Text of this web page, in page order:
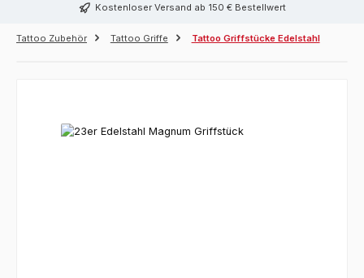
Kostenloser Versand ab 150 € Bestellwert
Tattoo Zubehör Tattoo Griffe Tattoo Griffstücke Edelstahl